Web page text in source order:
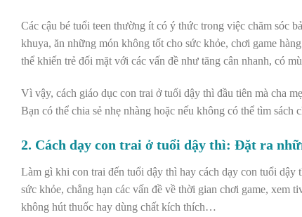
Các cậu bé tuổi teen thường ít có ý thức trong việc chăm sóc
khuya, ăn những món không tốt cho sức khỏe, chơi game
thể khiến trẻ đối mặt với các vấn đề như tăng cân nhanh, có
Vì vậy, cách giáo dục con trai ở tuổi dậy thì đầu tiên mà cha
Bạn có thể chia sẻ nhẹ nhàng hoặc nếu không có thể tìm sách
2. Cách dạy con trai ở tuổi dậy thì: Đặt ra
Làm gì khi con trai đến tuổi dậy thì hay cách dạy con tuổi dậy
sức khỏe, chẳng hạn các vấn đề về thời gian chơi game,
không hút thuốc hay dùng chất kích thích…